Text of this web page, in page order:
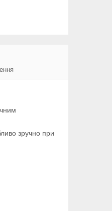
зручно при